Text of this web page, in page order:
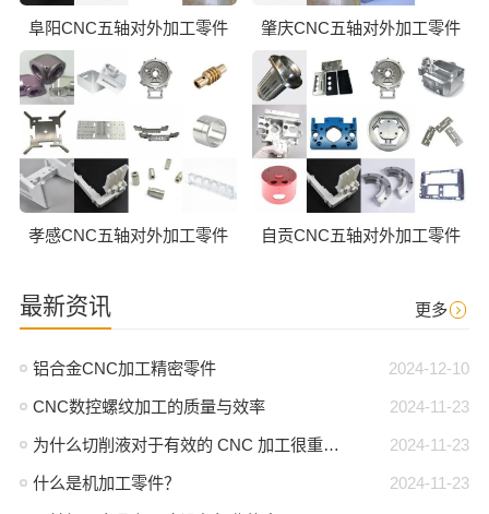
阜阳CNC五轴对外加工零件 肇庆CNC五轴对外加工零件
孝感CNC五轴对外加工零件 自贡CNC五轴对外加工零件
最新资讯 更多
2024-12-10
铝合金CNC加工精密零件
2024-11-23
CNC数控螺纹加工的质量与效率
2024-11-23
为什么切削液对于有效的 CNC 加工很重要？
2024-11-23
什么是机加工零件？